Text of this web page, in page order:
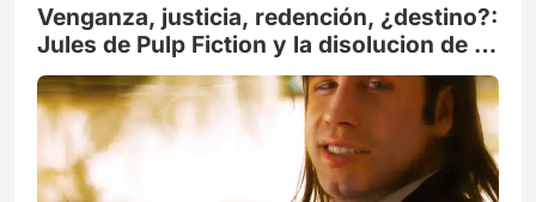
Venganza, justicia, redención, ¿destino?:
Jules de Pulp Fiction y la disolucion de la
moral convencional.